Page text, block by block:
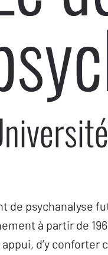
de psychanalyse
à partir de
d’y conforter